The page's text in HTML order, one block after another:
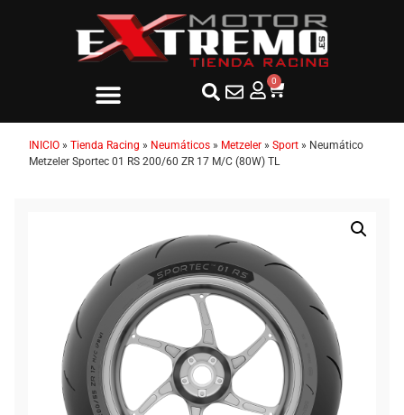
0
INICIO » Tienda Racing » Neumáticos » Metzeler » Sport » Neumático
Metzeler Sportec 01 RS 200/60 ZR 17 M/C (80W) TL